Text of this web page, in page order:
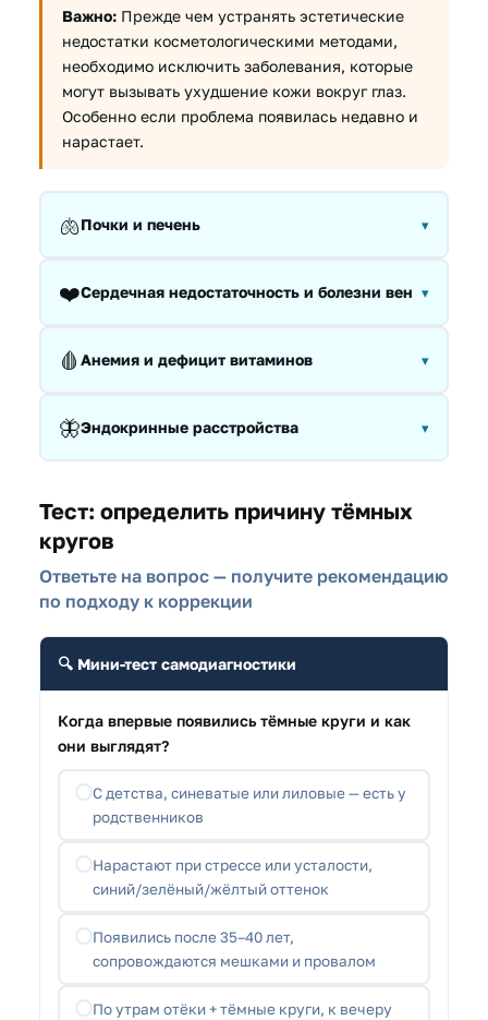
Важно: Прежде чем устранять эстетические
недостатки косметологическими методами,
необходимо исключить заболевания, которые
могут вызывать ухудшение кожи вокруг глаз.
Особенно если проблема появилась недавно и
нарастает.
🫁Почки и печень ▾
❤️Сердечная недостаточность и болезни вен ▾
🩸 Анемия и дефицит витаминов ▾
🦋Эндокринные расстройства ▾
Тест: определить причину тёмных
кругов
Ответьте на вопрос — получите рекомендацию
по подходу к коррекции
🔍 Мини-тест самодиагностики
Когда впервые появились тёмные круги и как
они выглядят?
С детства, синеватые или лиловые — есть у
родственников
Нарастают при стрессе или усталости,
синий/зелёный/жёлтый оттенок
Появились после 35–40 лет,
сопровождаются мешками и провалом
По утрам отёки + тёмные круги, к вечеру